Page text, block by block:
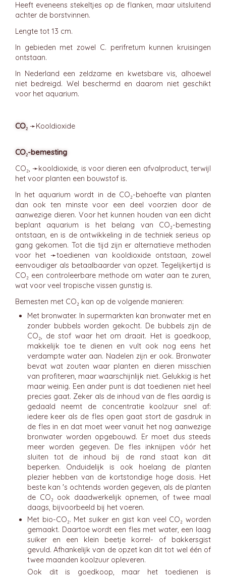
Heeft eveneens stekeltjes op de flanken, maar uitsluitend
achter de borstvinnen.
Lengte tot 13 cm.
In gebieden met zowel C. perifretum kunnen kruisingen
ontstaan.
In Nederland een zeldzame en kwetsbare vis, alhoewel
niet bedreigd. Wel beschermd en daarom niet geschikt
voor het aquarium.
CO₂ ➛Kooldioxide
CO₂-bemesting
CO₂, ➛kooldioxide, is voor dieren een afvalproduct, terwijl
het voor planten een bouwstof is.
In het aquarium wordt in de CO₂-behoefte van planten
dan ook ten minste voor een deel voorzien door de
aanwezige dieren. Voor het kunnen houden van een dicht
beplant aquarium is het belang van CO₂-bemesting
ontstaan, en is de ontwikkeling in de techniek serieus op
gang gekomen. Tot die tijd zijn er alternatieve methoden
voor het ➛toedienen van kooldioxideontstaan, zowel
eenvoudiger als betaalbaarder van opzet. Tegelijkertijd is
CO₂ een controleerbare methode om water aan te zuren,
wat voor veel tropische vissen gunstig is.
Bemesten met CO₂ kan op de volgende manieren:
Met bronwater. In supermarkten kan bronwater met en
zonder bubbels worden gekocht. De bubbels zijn de
CO₂, de stof waar het om draait. Het is goedkoop,
makkelijk toe te dienen en vult ook nog eens het
verdampte water aan. Nadelen zijn er ook. Bronwater
bevat wat zouten waar planten en dieren misschien
van profiteren, maar waarschijnlijk niet. Gelukkig is het
maar weinig. Een ander punt is dat toedienen niet heel
precies gaat. Zeker als de inhoud van de fles aardig is
gedaald neemt de concentratie koolzuur snel af:
iedere keer als de fles open gaat stort de gasdruk in
de fles in en dat moet weer vanuit het nog aanwezige
bronwater worden opgebouwd. Er moet dus steeds
meer worden gegeven. De fles inknijpen vóór het
sluiten tot de inhoud bij de rand staat kan dit
beperken. Onduidelijk is ook hoelang de planten
plezier hebben van de kortstondige hoge dosis. Het
beste kan 's ochtends worden gegeven, als de planten
de CO₂ ook daadwerkelijk opnemen, of twee maal
daags, bijvoorbeeld bij het voeren.
Met bio-CO₂. Met suiker en gist kan veel CO₂ worden
gemaakt. Daartoe wordt een fles met water, een laag
suiker en een klein beetje korrel- of bakkersgist
gevuld. Afhankelijk van de opzet kan dit tot wel één of
twee maanden koolzuur opleveren.
Ook dit is goedkoop, maar het toedienen is